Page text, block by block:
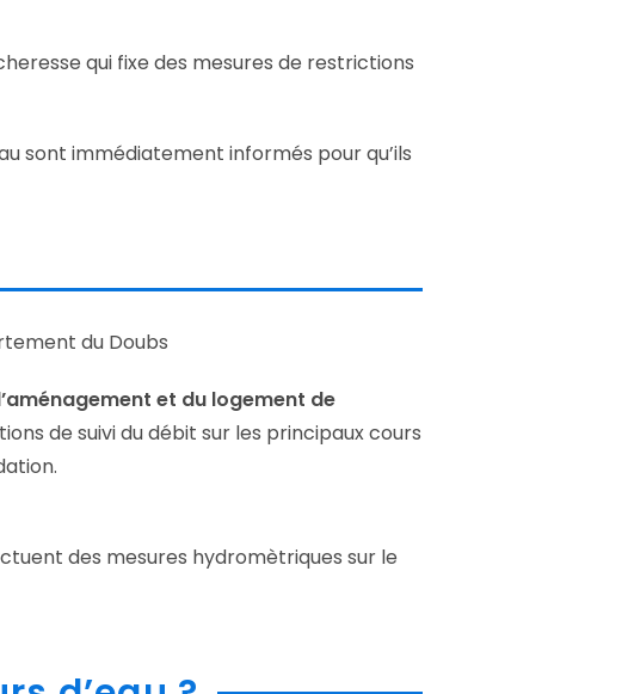
qui fixe des mesures de restrictions
sont immédiatement informés pour qu’ils
du Doubs
et du logement de
de suivi du débit sur les principaux cours
des mesures hydromètriques sur le